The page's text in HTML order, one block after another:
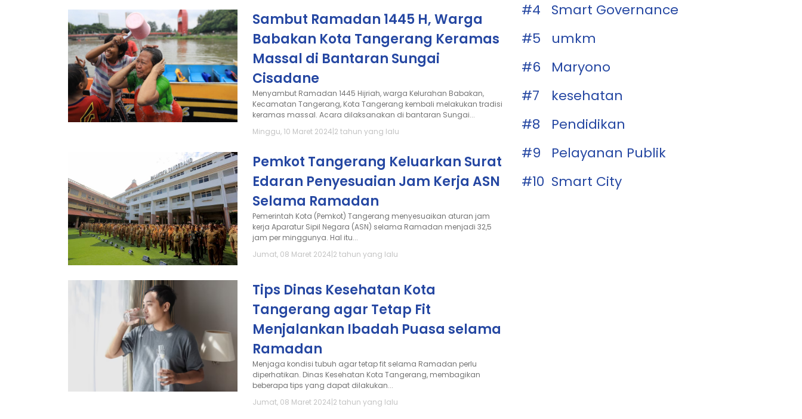
Sambut Ramadan 1445 H, Warga
Babakan Kota Tangerang Keramas
Massal di Bantaran Sungai
Cisadane
Menyambut Ramadan 1445 Hijriah, warga Kelurahan Babakan,
Kecamatan Tangerang, Kota Tangerang kembali melakukan tradisi
keramas massal. Acara dilaksanakan di bantaran Sungai...
Minggu, 10 Maret 2024|2 tahun yang lalu
Pemkot Tangerang Keluarkan Surat
Edaran Penyesuaian Jam Kerja ASN
Selama Ramadan
Pemerintah Kota (Pemkot) Tangerang menyesuaikan aturan jam
kerja Aparatur Sipil Negara (ASN) selama Ramadan menjadi 32,5
jam per minggunya. Hal itu...
Jumat, 08 Maret 2024|2 tahun yang lalu
Tips Dinas Kesehatan Kota
Tangerang agar Tetap Fit
Menjalankan Ibadah Puasa selama
Ramadan
Menjaga kondisi tubuh agar tetap fit selama Ramadan perlu
diperhatikan. Dinas Kesehatan Kota Tangerang, membagikan
beberapa tips yang dapat dilakukan...
Jumat, 08 Maret 2024|2 tahun yang lalu
#4
Smart Governance
#5
umkm
#6
Maryono
#7
kesehatan
#8
Pendidikan
#9
Pelayanan Publik
#10 Smart City